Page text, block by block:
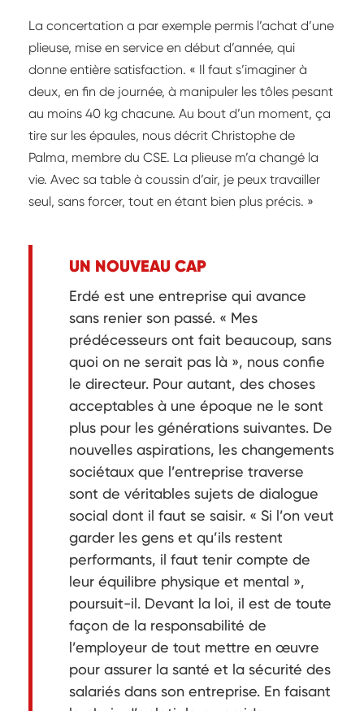
La concertation a par exemple permis l’achat d’une
plieuse, mise en service en début d’année, qui
donne entière satisfaction. « Il faut s’imaginer à
deux, en fin de journée, à manipuler les tôles pesant
au moins 40 kg chacune. Au bout d’un moment, ça
tire sur les épaules, nous décrit Christophe de
Palma, membre du CSE. La plieuse m’a changé la
vie. Avec sa table à coussin d’air, je peux travailler
seul, sans forcer, tout en étant bien plus précis. »
UN NOUVEAU CAP
Erdé est une entreprise qui avance
sans renier son passé. « Mes
prédécesseurs ont fait beaucoup, sans
quoi on ne serait pas là », nous confie
le directeur. Pour autant, des choses
acceptables à une époque ne le sont
plus pour les générations suivantes. De
nouvelles aspirations, les changements
sociétaux que l’entreprise traverse
sont de véritables sujets de dialogue
social dont il faut se saisir. « Si l’on veut
garder les gens et qu’ils restent
performants, il faut tenir compte de
leur équilibre physique et mental »,
poursuit-il. Devant la loi, il est de toute
façon de la responsabilité de
l’employeur de tout mettre en œuvre
pour assurer la santé et la sécurité des
salariés dans son entreprise. En faisant